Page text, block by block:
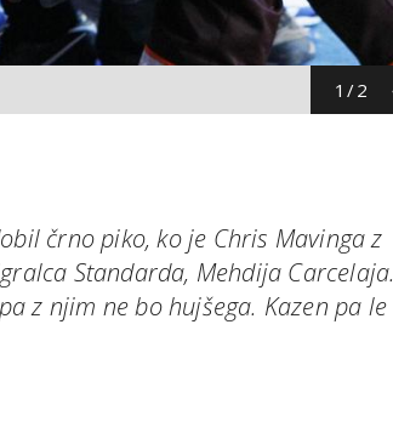
1/2
črno piko, ko je Chris Mavinga z
Standarda, Mehdija Carcelaja.
z njim ne bo hujšega. Kazen pa le